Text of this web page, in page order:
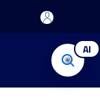
AI